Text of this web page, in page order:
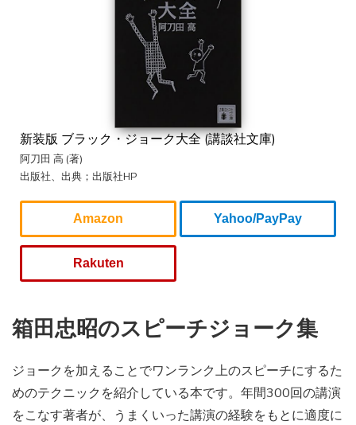
新装版 ブラック・ジョーク大全 (講談社文庫)
阿刀田 高 (著)
出版社、出典；出版社HP
Amazon Yahoo/PayPay
Rakuten
箱田忠昭のスピーチジョーク集
ジョークを加えることでワンランク上のスピーチにするた
めのテクニックを紹介している本です。年間300回の講演
をこなす著者が、うまくいった講演の経験をもとに適度に